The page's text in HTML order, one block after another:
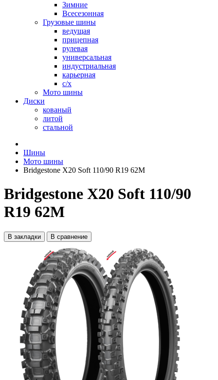
Зимние
Всесезонная
Грузовые шины
ведущая
прицепная
рулевая
универсальная
индустриальная
карьерная
с/х
Мото шины
Диски
кованый
литой
стальной
Шины
Мото шины
Bridgestone X20 Soft 110/90 R19 62M
Bridgestone X20 Soft 110/90
R19 62M
В закладки В сравнение